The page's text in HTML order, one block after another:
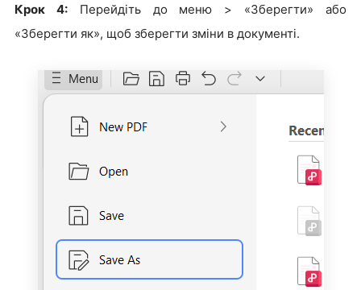
Крок 4:Перейдіть до меню > «Зберегти» або
«Зберегти як», щоб зберегти зміни в документі.